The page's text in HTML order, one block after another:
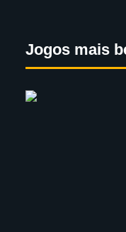
Jogos mais